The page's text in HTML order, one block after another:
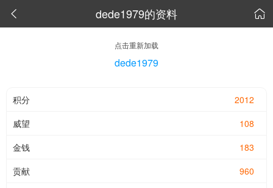
 dede1979的资料 
点击重新加载
dede1979
2012
积分
108
威望
183
金钱
960
贡献